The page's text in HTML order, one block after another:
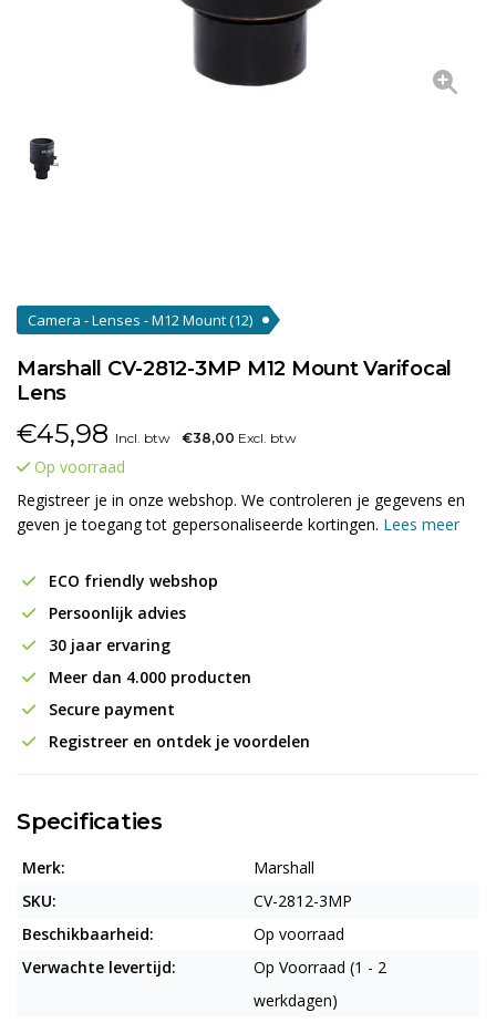
Camera - Lenses - M12 Mount(12)
Marshall CV-2812-3MP M12 Mount Varifocal
Lens
€45,98 Incl. btw €38,00 Excl. btw
Op voorraad
Registreer je in onze webshop. We controleren je gegevens en
geven je toegang tot gepersonaliseerde kortingen. Lees meer
ECO friendly webshop
Persoonlijk advies
30 jaar ervaring
Meer dan 4.000 producten
Secure payment
Registreer en ontdek je voordelen
Specificaties
Merk:
Marshall
SKU:
CV-2812-3MP
Beschikbaarheid:
Op voorraad
Verwachte levertijd:
Op Voorraad (1 - 2
werkdagen)